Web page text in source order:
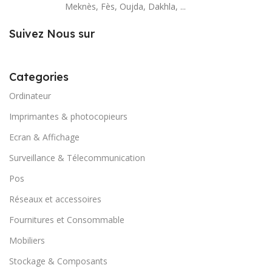
Meknès, Fès, Oujda, Dakhla, ...
Suivez Nous sur
Categories
Ordinateur
Imprimantes & photocopieurs
Ecran & Affichage
Surveillance & Télecommunication
Pos
Réseaux et accessoires
Fournitures et Consommable
Mobiliers
Stockage & Composants